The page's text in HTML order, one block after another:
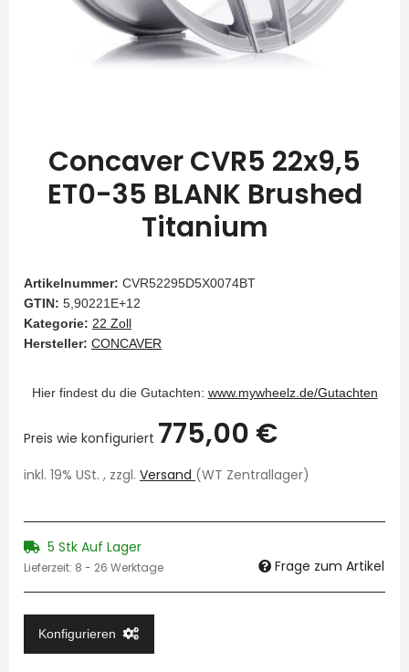
Concaver CVR5 22x9,5
ET0-35 BLANK Brushed
Titanium
Artikelnummer: CVR52295D5X0074BT
GTIN: 5,90221E+12
Kategorie: 22 Zoll
Hersteller: CONCAVER
Hier findest du die Gutachten: www.mywheelz.de/Gutachten
Preis wie konfiguriert 775,00 €
inkl. 19% USt. , zzgl. Versand (WT Zentrallager)
5 Stk Auf Lager
Lieferzeit: 8 - 26 Werktage Frage zum Artikel
Konfigurieren